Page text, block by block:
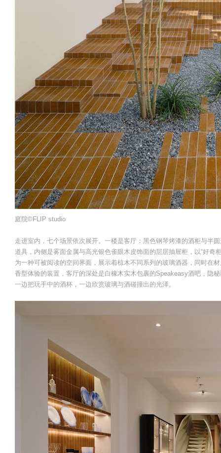
庭院©️FLIP studio
走进室内，七个场景依次展开。一楼是客厅：黑色钢琴烤漆的酒柜与半
道具，内侧是雾面金属与高光银色雀眼木皮饰面的层层抽屉柜，以“好
为一种可被阅读的空间界面，展示着椋木不同系列的玻璃酒器，同时在
香型体验的装置，客厅的深处是白橡木实木包裹的Speakeasy酒吧，隐
一边把玩手中的酒杯，一边欣赏玻璃与酒碰撞出的光泽。